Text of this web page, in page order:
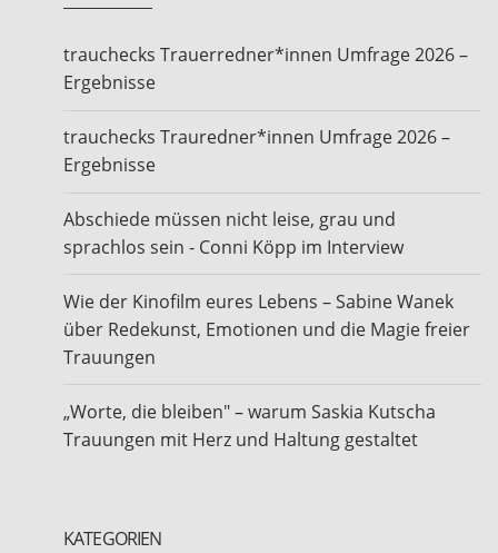
trauchecks Trauerredner*innen Umfrage 2026 –
Ergebnisse
trauchecks Trauredner*innen Umfrage 2026 –
Ergebnisse
Abschiede müssen nicht leise, grau und
sprachlos sein - Conni Köpp im Interview
Wie der Kinofilm eures Lebens – Sabine Wanek
über Redekunst, Emotionen und die Magie freier
Trauungen
„Worte, die bleiben" – warum Saskia Kutscha
Trauungen mit Herz und Haltung gestaltet
KATEGORIEN